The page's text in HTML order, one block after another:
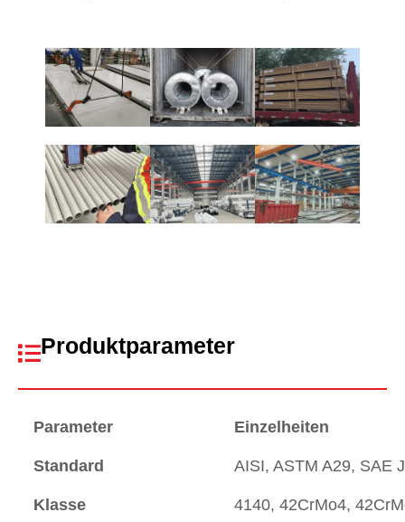
Produktparameter
Parameter Einzelheiten
Standard AISI, ASTM A29, SAE
Klasse 4140, 42CrMo4,